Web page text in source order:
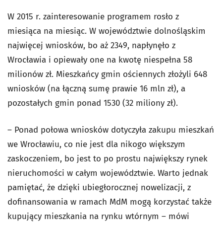
W 2015 r. zainteresowanie programem rosło z
miesiąca na miesiąc. W województwie dolnośląskim
najwięcej wniosków, bo aż 2349, napłynęło z
Wrocławia i opiewały one na kwotę niespełna 58
milionów zł. Mieszkańcy gmin ościennych złożyli 648
wniosków (na łączną sumę prawie 16 mln zł), a
pozostałych gmin ponad 1530 (32 miliony zł).
– Ponad połowa wniosków dotyczyła zakupu mieszkań
we Wrocławiu, co nie jest dla nikogo większym
zaskoczeniem, bo jest to po prostu największy rynek
nieruchomości w całym województwie. Warto jednak
pamiętać, że dzięki ubiegłorocznej nowelizacji, z
dofinansowania w ramach MdM mogą korzystać także
kupujący mieszkania na rynku wtórnym – mówi